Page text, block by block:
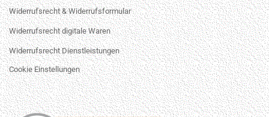
Widerrufsrecht & Widerrufsformular
Widerrufsrecht digitale Waren
Widerrufsrecht Dienstleistungen
Cookie Einstellungen